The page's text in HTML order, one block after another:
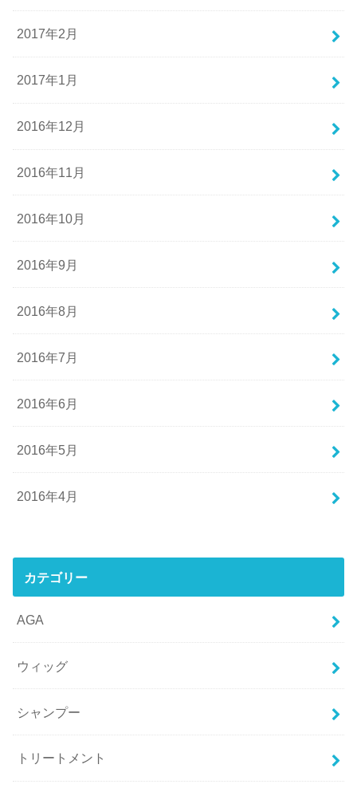
2017年2月
2017年1月
2016年12月
2016年11月
2016年10月
2016年9月
2016年8月
2016年7月
2016年6月
2016年5月
2016年4月
カテゴリー
AGA
ウィッグ
シャンプー
トリートメント